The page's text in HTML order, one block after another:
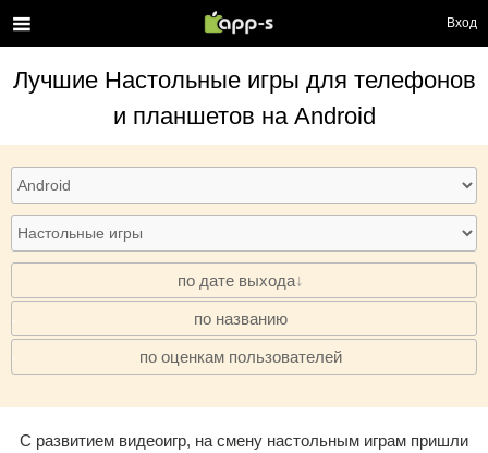
Вход
Лучшие Настольные игры для телефонов
и планшетов на Android
по дате выхода
· по названию
· по оценкам пользователей
С развитием видеоигр, на смену настольным играм пришли